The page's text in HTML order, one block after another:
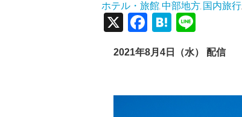
ホテル・旅館 ,中部地方 国内旅行
X Facebook
Hatena
2021年8月4日（水） 配信